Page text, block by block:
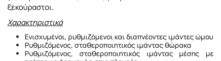
ξεκούραστοι.
Χαρακτηριστικά
Ενισχυμένοι, ρυθμιζόμενοι και διαπνέοντες ιμάντες ώμου
Ρυθμιζόμενος, σταθεροποιητικός ιμάντας θώρακα
Ρυθμιζόμενος, σταθεροποιητικός ιμάντας μέσης με